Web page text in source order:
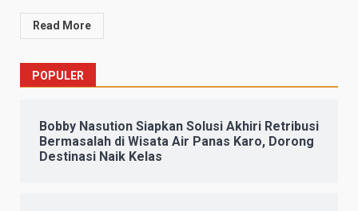
Read More
POPULER
Bobby Nasution Siapkan Solusi Akhiri Retribusi
Bermasalah di Wisata Air Panas Karo, Dorong
Destinasi Naik Kelas